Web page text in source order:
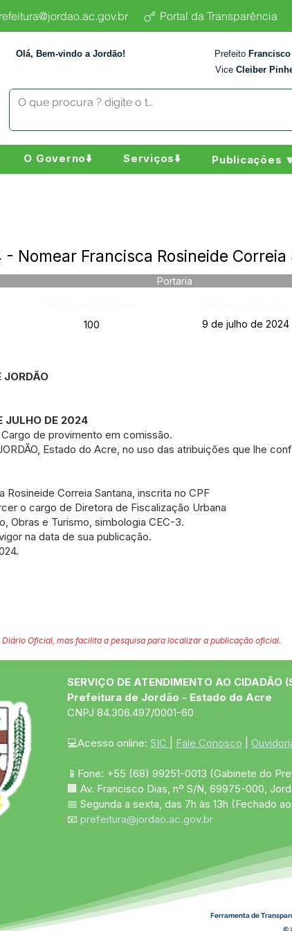
Portal da Transparência
Olá, Bem-vindo a Jordão! Prefeito
Vice Cleiber
O Governo⬇️ Serviços⬇️ Publicações
Nomear Francisca Rosineide Correia
Portaria
100 9 de julho de 2024
JORDÃO
JULHO DE 2024
de provimento em comissão.
Estado do Acre, no uso das atribuições que lhe
Rosineide Correia Santana, inscrita no CPF
o cargo de Diretora de Fiscalização Urbana
Obras e Turismo, simbologia CEC-3.
na data de sua publicação.
Oficial, mas facilita a pesquisa para localizar a publicação oficial.
SERVIÇO DE ATENDIMENTO AO CIDADÃO
Prefeitura de Jordão - Estado do Acre
CNPJ 84.306.497/0001-60
💻Acesso online: SIC Fale Conosco
📱Fone: +55 (68) 99251-0013 (Gabinete do
🏢 Av. Francisco Dias, nº S/N, 69975-000,
📅 Segunda a sexta, das 7h às 13h (Fechado
📧 prefeitura@jordao.ac.gov.br
Ferramenta de
©